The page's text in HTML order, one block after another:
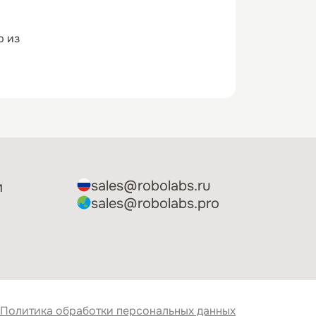
из
sales@robolabs.ru
sales@robolabs.pro
Политика обработки персональных данных